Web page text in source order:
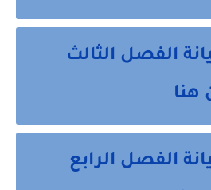
الفصل الثالث
هنا
الفصل الرابع